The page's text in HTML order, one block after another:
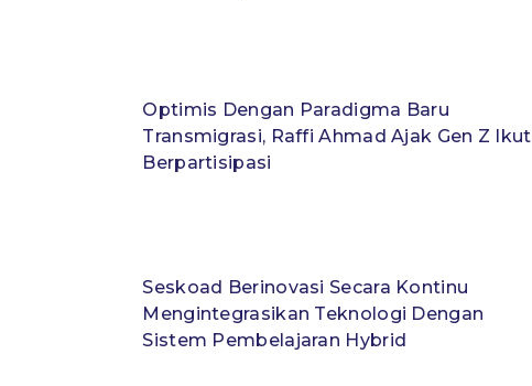
Optimis Dengan Paradigma Baru
Transmigrasi, Raffi Ahmad Ajak Gen Z Ikut
Berpartisipasi
Seskoad Berinovasi Secara Kontinu
Mengintegrasikan Teknologi Dengan
Sistem Pembelajaran Hybrid